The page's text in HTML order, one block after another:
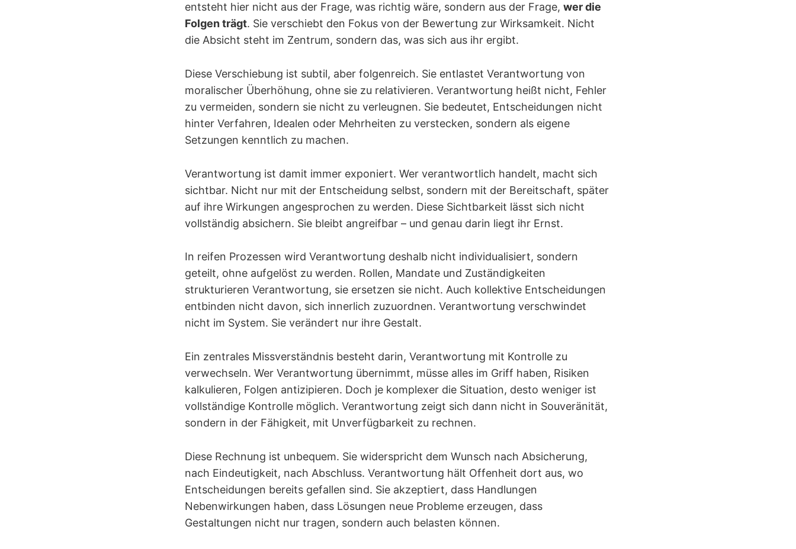
entsteht hier nicht aus der Frage, was richtig wäre, sondern aus der Frage, wer die
Folgen trägt. Sie verschiebt den Fokus von der Bewertung zur Wirksamkeit. Nicht
die Absicht steht im Zentrum, sondern das, was sich aus ihr ergibt.
Diese Verschiebung ist subtil, aber folgenreich. Sie entlastet Verantwortung von
moralischer Überhöhung, ohne sie zu relativieren. Verantwortung heißt nicht, Fehler
zu vermeiden, sondern sie nicht zu verleugnen. Sie bedeutet, Entscheidungen nicht
hinter Verfahren, Idealen oder Mehrheiten zu verstecken, sondern als eigene
Setzungen kenntlich zu machen.
Verantwortung ist damit immer exponiert. Wer verantwortlich handelt, macht sich
sichtbar. Nicht nur mit der Entscheidung selbst, sondern mit der Bereitschaft, später
auf ihre Wirkungen angesprochen zu werden. Diese Sichtbarkeit lässt sich nicht
vollständig absichern. Sie bleibt angreifbar – und genau darin liegt ihr Ernst.
In reifen Prozessen wird Verantwortung deshalb nicht individualisiert, sondern
geteilt, ohne aufgelöst zu werden. Rollen, Mandate und Zuständigkeiten
strukturieren Verantwortung, sie ersetzen sie nicht. Auch kollektive Entscheidungen
entbinden nicht davon, sich innerlich zuzuordnen. Verantwortung verschwindet
nicht im System. Sie verändert nur ihre Gestalt.
Ein zentrales Missverständnis besteht darin, Verantwortung mit Kontrolle zu
verwechseln. Wer Verantwortung übernimmt, müsse alles im Griff haben, Risiken
kalkulieren, Folgen antizipieren. Doch je komplexer die Situation, desto weniger ist
vollständige Kontrolle möglich. Verantwortung zeigt sich dann nicht in Souveränität,
sondern in der Fähigkeit, mit Unverfügbarkeit zu rechnen.
Diese Rechnung ist unbequem. Sie widerspricht dem Wunsch nach Absicherung,
nach Eindeutigkeit, nach Abschluss. Verantwortung hält Offenheit dort aus, wo
Entscheidungen bereits gefallen sind. Sie akzeptiert, dass Handlungen
Nebenwirkungen haben, dass Lösungen neue Probleme erzeugen, dass
Gestaltungen nicht nur tragen, sondern auch belasten können.